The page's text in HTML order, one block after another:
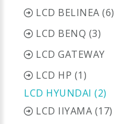
LCD BELINEA (6)
LCD BENQ (3)
LCD GATEWAY
LCD HP (1)
LCD HYUNDAI (2)
LCD IIYAMA (17)